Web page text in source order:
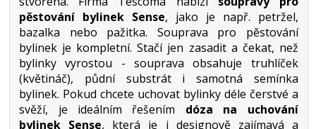
pěstování bylinek Sense, jako je např. petržel,
bazalka nebo pažitka. Souprava pro pěstování
bylinek je kompletní. Stačí jen zasadit a čekat, než
bylinky vyrostou - souprava obsahuje truhlíček
(květináč), půdní substrát i samotná semínka
bylinek. Pokud chcete uchovat bylinky déle čerstvé a
svěží, je ideálním řešením dóza na uchování
bylinek Sense, která je i designově zajímavá a